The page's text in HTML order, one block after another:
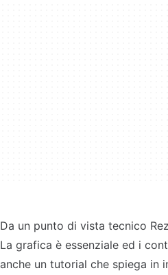
Da un punto di vista tecnico
La grafica è essenziale ed i
anche un tutorial che spiega in